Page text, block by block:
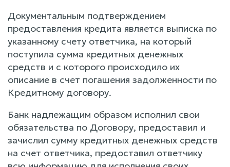
Документальным подтверждением
предоставления кредита является выписка по
указанному счету ответчика, на который
поступила сумма кредитных денежных
средств и с которого происходило их
описание в счет погашения задолженности по
Кредитному договору.
Банк надлежащим образом исполнил свои
обязательства по Договору, предоставил и
зачислил сумму кредитных денежных средств
на счет ответчика, предоставил ответчику